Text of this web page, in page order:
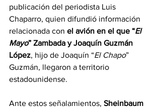
publicación del periodista Luis
Chaparro, quien difundió información
relacionada con el avión en el que “El
Mayo” Zambada y Joaquín Guzmán
López, hijo de Joaquín “El Chapo”
Guzmán, llegaron a territorio
estadounidense.
Ante estos señalamientos, Sheinbaum